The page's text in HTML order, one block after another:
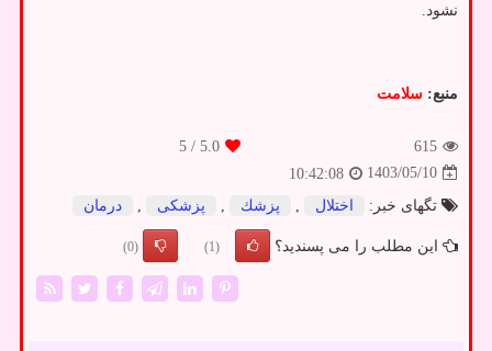
نشود.
منبع: سلامت
615
5.0
/ 5
1403/05/10
10:42:08
تگهای خبر:
اختلال , پزشك , پزشكی , درمان
این مطلب را می پسندید؟ (1)
(0)